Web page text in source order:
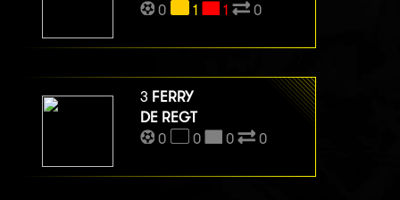
0
1 1 0
3 FERRY
DE REGT
0
0 0 0